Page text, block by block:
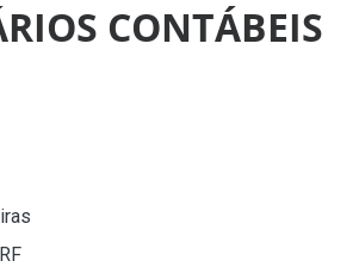
CONTÁBEIS